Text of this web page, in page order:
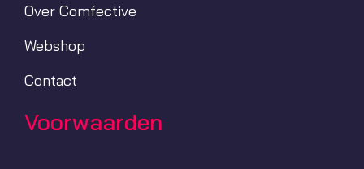
Over Comfective
Webshop
Contact
Voorwaarden